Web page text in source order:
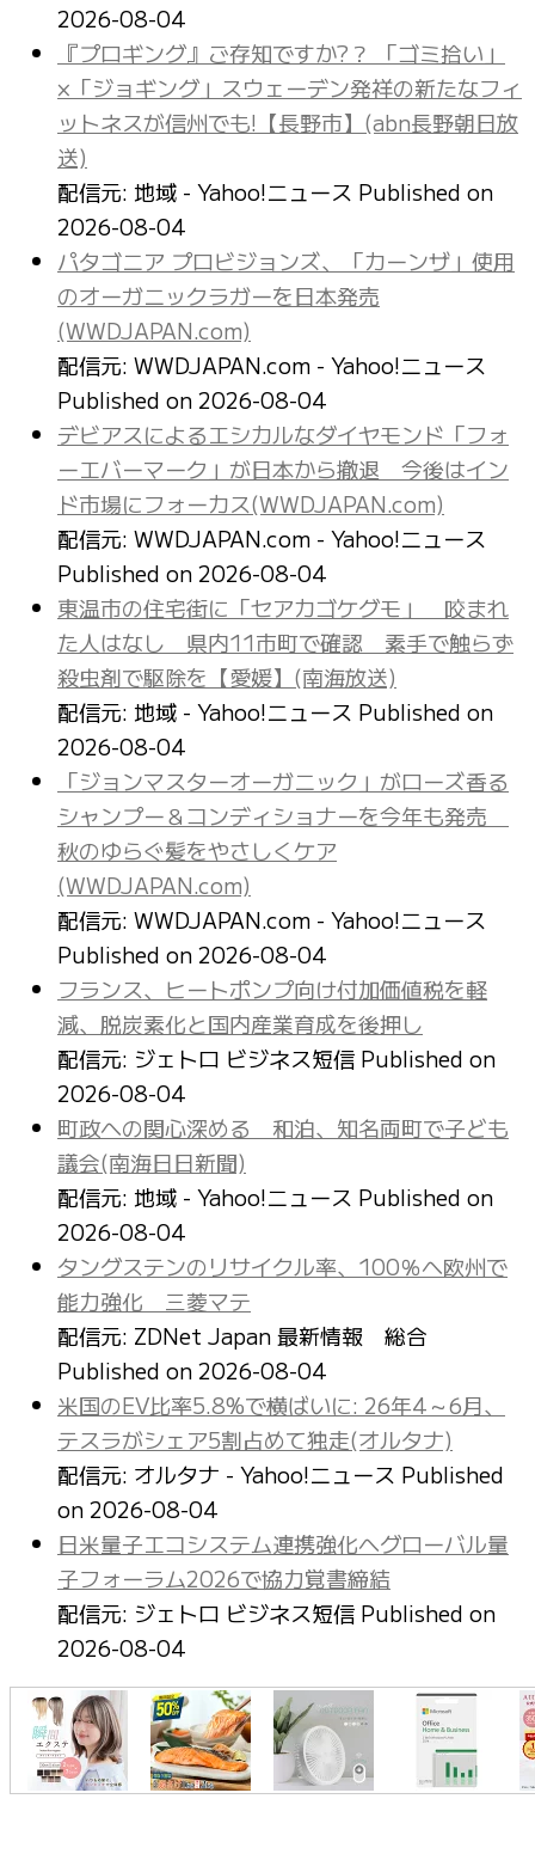
2026-08-04
『プロギング』ご存知ですか?？ 「ゴミ拾い」
×「ジョギング」スウェーデン発祥の新たなフィ
ットネスが信州でも!【長野市】(abn長野朝日放
送)
配信元: 地域 - Yahoo!ニュース Published on
2026-08-04
パタゴニア プロビジョンズ、「カーンザ」使用
のオーガニックラガーを日本発売
(WWDJAPAN.com)
配信元: WWDJAPAN.com - Yahoo!ニュース
Published on 2026-08-04
デビアスによるエシカルなダイヤモンド「フォ
ーエバーマーク」が日本から撤退 今後はイン
ド市場にフォーカス(WWDJAPAN.com)
配信元: WWDJAPAN.com - Yahoo!ニュース
Published on 2026-08-04
東温市の住宅街に「セアカゴケグモ」 咬まれ
た人はなし 県内11市町で確認 素手で触らず
殺虫剤で駆除を【愛媛】(南海放送)
配信元: 地域 - Yahoo!ニュース Published on
2026-08-04
「ジョンマスターオーガニック」がローズ香る
シャンプー＆コンディショナーを今年も発売
秋のゆらぐ髪をやさしくケア
(WWDJAPAN.com)
配信元: WWDJAPAN.com - Yahoo!ニュース
Published on 2026-08-04
フランス、ヒートポンプ向け付加価値税を軽
減、脱炭素化と国内産業育成を後押し
配信元: ジェトロ ビジネス短信 Published on
2026-08-04
町政への関心深める 和泊、知名両町で子ども
議会(南海日日新聞)
配信元: 地域 - Yahoo!ニュース Published on
2026-08-04
タングステンのリサイクル率、100％へ欧州で
能力強化 三菱マテ
配信元: ZDNet Japan 最新情報 総合
Published on 2026-08-04
米国のEV比率5.8%で横ばいに: 26年4～6月、
テスラがシェア5割占めて独走(オルタナ)
配信元: オルタナ - Yahoo!ニュース Published
on 2026-08-04
日米量子エコシステム連携強化へグローバル量
子フォーラム2026で協力覚書締結
配信元: ジェトロ ビジネス短信 Published on
2026-08-04